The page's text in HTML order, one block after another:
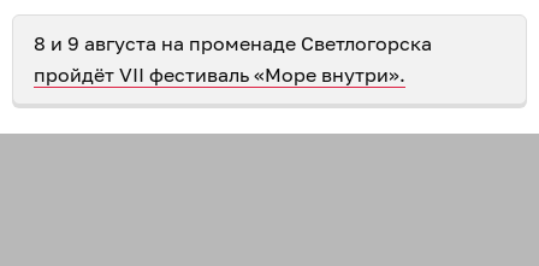
8 и 9 августа на променаде Светлогорска
пройдёт VII фестиваль «Море внутри».